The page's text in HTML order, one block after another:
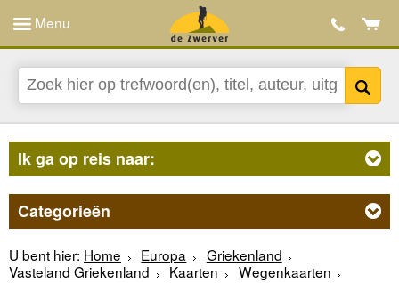
Menu
Ik ga op reis naar:
Categorieën
U bent hier: Home Europa
Griekenland
Vasteland Griekenland
Kaarten Wegenkaarten